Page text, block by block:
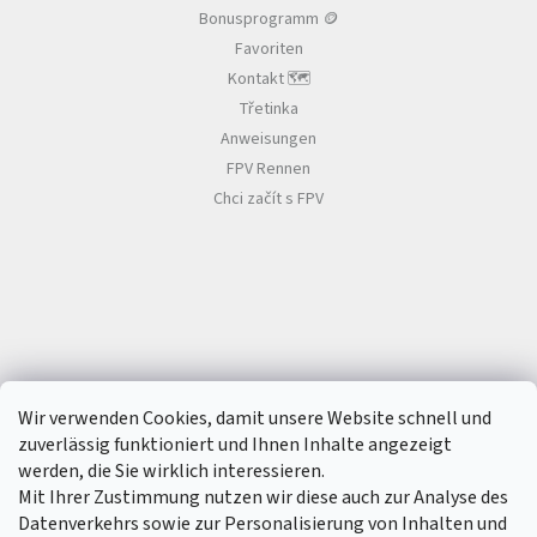
Wir verwenden Cookies, damit unsere Website schnell und
zuverlässig funktioniert und Ihnen Inhalte angezeigt
werden, die Sie wirklich interessieren.
Mit Ihrer Zustimmung nutzen wir diese auch zur Analyse des
Datenverkehrs sowie zur Personalisierung von Inhalten und
Bonusprogramm 🪙
Favoriten
Kontakt 🗺️
Třetinka
Anweisungen
FPV Rennen
Chci začít s FPV